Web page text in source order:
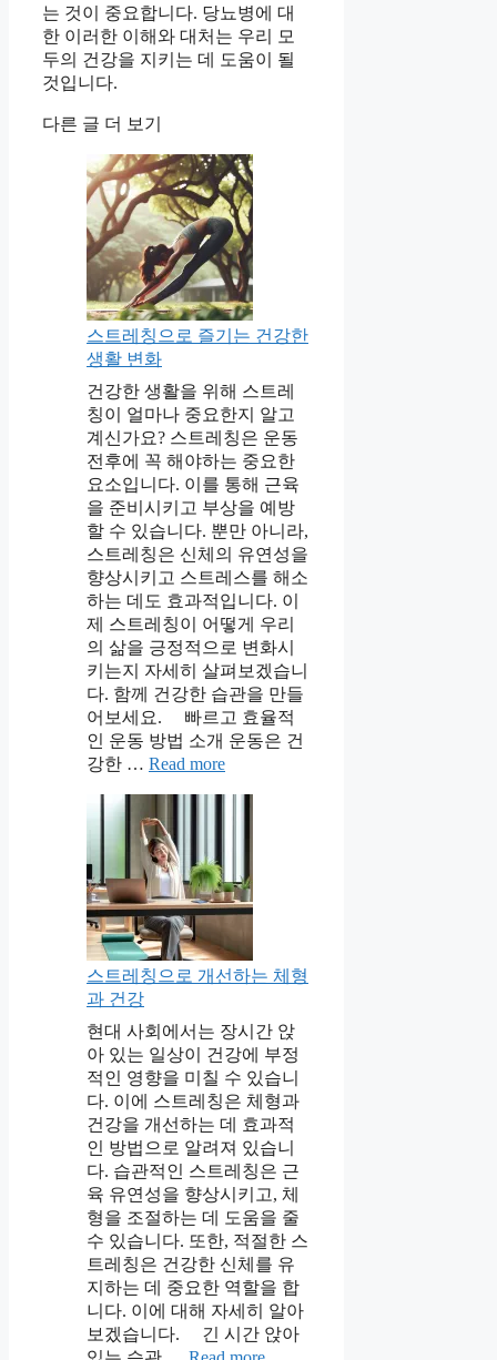
는 것이 중요합니다. 당뇨병에 대
한 이러한 이해와 대처는 우리 모
두의 건강을 지키는 데 도움이 될
것입니다.
다른 글 더 보기
스트레칭으로 즐기는 건강한
생활 변화
건강한 생활을 위해 스트레
칭이 얼마나 중요한지 알고
계신가요? 스트레칭은 운동
전후에 꼭 해야하는 중요한
요소입니다. 이를 통해 근육
을 준비시키고 부상을 예방
할 수 있습니다. 뿐만 아니라,
스트레칭은 신체의 유연성을
향상시키고 스트레스를 해소
하는 데도 효과적입니다. 이
제 스트레칭이 어떻게 우리
의 삶을 긍정적으로 변화시
키는지 자세히 살펴보겠습니
다. 함께 건강한 습관을 만들
어보세요. 빠르고 효율적
인 운동 방법 소개 운동은 건
강한 … Read more
스트레칭으로 개선하는 체형
과 건강
현대 사회에서는 장시간 앉
아 있는 일상이 건강에 부정
적인 영향을 미칠 수 있습니
다. 이에 스트레칭은 체형과
건강을 개선하는 데 효과적
인 방법으로 알려져 있습니
다. 습관적인 스트레칭은 근
육 유연성을 향상시키고, 체
형을 조절하는 데 도움을 줄
수 있습니다. 또한, 적절한 스
트레칭은 건강한 신체를 유
지하는 데 중요한 역할을 합
니다. 이에 대해 자세히 알아
보겠습니다. 긴 시간 앉아